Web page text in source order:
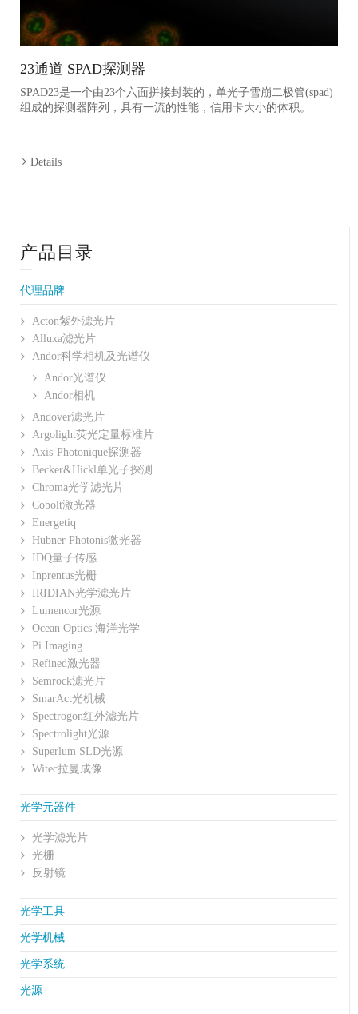
23通道 SPAD探测器
SPAD23是一个由23个六面拼接封装的，单光子雪崩二极管(spad)
组成的探测器阵列，具有一流的性能，信用卡大小的体积。
Details
产品目录
代理品牌
Acton紫外滤光片
Alluxa滤光片
Andor科学相机及光谱仪
Andor光谱仪
Andor相机
Andover滤光片
Argolight荧光定量标准片
Axis-Photonique探测器
Becker&Hickl单光子探测
Chroma光学滤光片
Cobolt激光器
Energetiq
Hubner Photonis激光器
IDQ量子传感
Inprentus光栅
IRIDIAN光学滤光片
Lumencor光源
Ocean Optics 海洋光学
Pi Imaging
Refined激光器
Semrock滤光片
SmarAct光机械
Spectrogon红外滤光片
Spectrolight光源
Superlum SLD光源
Witec拉曼成像
光学元器件
光学滤光片
光栅
反射镜
光学工具
光学机械
光学系统
光源